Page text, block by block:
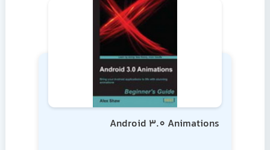
Android 3.0 Animations